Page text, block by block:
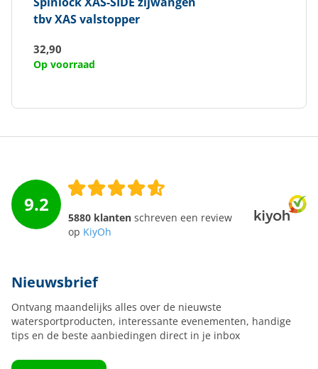
tbv XAS valstopper
32,90
Op voorraad
9.2
5880 klanten schreven een review
op KiyOh
Nieuwsbrief
Ontvang maandelijks alles over de nieuwste
watersportproducten, interessante evenementen, handige
tips en de beste aanbiedingen direct in je inbox